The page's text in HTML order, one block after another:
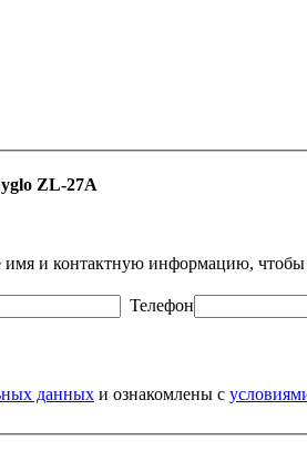
ZL-27A
имя и контактную информацию,
Телефон
данных и ознакомлены с